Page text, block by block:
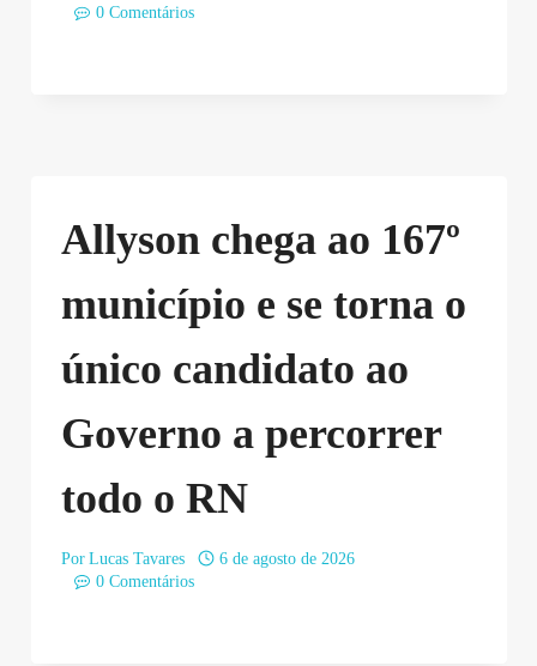
0 Comentários
Allyson chega ao 167º
município e se torna o
único candidato ao
Governo a percorrer
todo o RN
Por Lucas Tavares
6 de agosto de 2026
0 Comentários